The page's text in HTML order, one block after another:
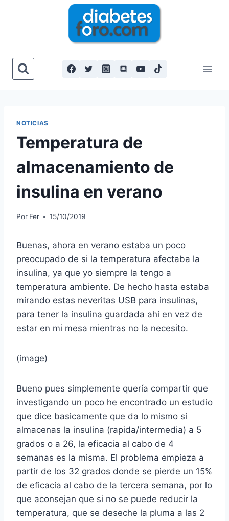
NOTICIAS
Temperatura de
almacenamiento de
insulina en verano
Por Fer 15/10/2019
Buenas, ahora en verano estaba un poco
preocupado de si la temperatura afectaba la
insulina, ya que yo siempre la tengo a
temperatura ambiente. De hecho hasta estaba
mirando estas neveritas USB para insulinas,
para tener la insulina guardada ahi en vez de
estar en mi mesa mientras no la necesito.
(image)
Bueno pues simplemente quería compartir que
investigando un poco he encontrado un estudio
que dice basicamente que da lo mismo si
almacenas la insulina (rapida/intermedia) a 5
grados o a 26, la eficacia al cabo de 4
semanas es la misma. El problema empieza a
partir de los 32 grados donde se pierde un 15%
de eficacia al cabo de la tercera semana, por lo
que aconsejan que si no se puede reducir la
temperatura, que se deseche la pluma a las 2